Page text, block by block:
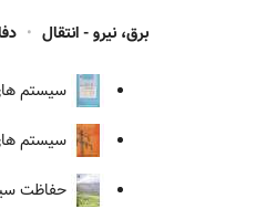
برق، نیرو - انتقال •
سیستم
سیستم
حفاظت